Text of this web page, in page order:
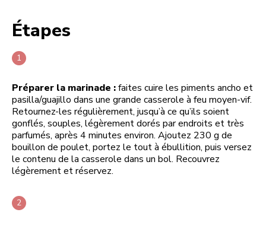
Étapes
Préparer la marinade :faites cuire les piments ancho et
pasilla/guajillo dans une grande casserole à feu moyen-vif.
Retournez-les régulièrement, jusqu’à ce qu’ils soient
gonflés, souples, légèrement dorés par endroits et très
parfumés, après 4 minutes environ. Ajoutez 230 g de
bouillon de poulet, portez le tout à ébullition, puis versez
le contenu de la casserole dans un bol. Recouvrez
légèrement et réservez.